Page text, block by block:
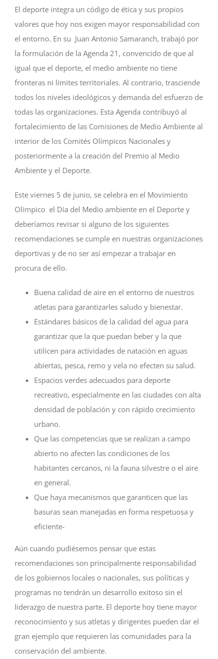
El deporte integra un código de ética y sus propios
valores que hoy nos exigen mayor responsabilidad con
el entorno. En su Juan Antonio Samaranch, trabajó por
la formulación de la Agenda 21, convencido de que al
igual que el deporte, el medio ambiente no tiene
fronteras ni límites territoriales. Al contrario, trasciende
todos los niveles ideológicos y demanda del esfuerzo de
todas las organizaciones. Esta Agenda contribuyó al
fortalecimiento de las Comisiones de Medio Ambiente al
interior de los Comités Olímpicos Nacionales y
posteriormente a la creación del Premio al Medio
Ambiente y el Deporte.
Este viernes 5 de junio, se celebra en el Movimiento
Olímpico el Día del Medio ambiente en el Deporte y
deberíamos revisar si alguno de los siguientes
recomendaciones se cumple en nuestras organizaciones
deportivas y de no ser así empezar a trabajar en
procura de ello.
Buena calidad de aire en el entorno de nuestros
atletas para garantizarles saludo y bienestar.
Estándares básicos de la calidad del agua para
garantizar que la que puedan beber y la que
utilicen para actividades de natación en aguas
abiertas, pesca, remo y vela no efecten su salud.
Espacios verdes adecuados para deporte
recreativo, especialmente en las ciudades con alta
densidad de población y con rápido crecimiento
urbano.
Que las competencias que se realizan a campo
abierto no afecten las condiciones de los
habitantes cercanos, ni la fauna silvestre o el aire
en general.
Que haya mecanismos que garanticen que las
basuras sean manejadas en forma respetuosa y
eficiente-
Aún cuando pudiésemos pensar que estas
recomendaciones son principalmente responsabilidad
de los gobiernos locales o nacionales, sus políticas y
programas no tendrán un desarrollo exitoso sin el
liderazgo de nuestra parte. El deporte hoy tiene mayor
reconocimiento y sus atletas y dirigentes pueden dar el
gran ejemplo que requieren las comunidades para la
conservación del ambiente.